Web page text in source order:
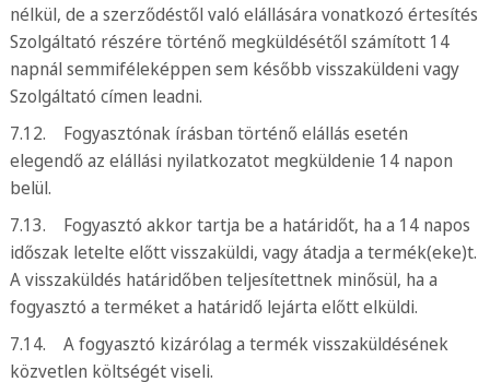
nélkül, de a szerződéstől való elállására vonatkozó értesítés
Szolgáltató részére történő megküldésétől számított 14
napnál semmiféleképpen sem később visszaküldeni vagy
Szolgáltató címen leadni.
7.12. Fogyasztónak írásban történő elállás esetén
elegendő az elállási nyilatkozatot megküldenie 14 napon
belül.
7.13. Fogyasztó akkor tartja be a határidőt, ha a 14 napos
időszak letelte előtt visszaküldi, vagy átadja a termék(eke)t.
A visszaküldés határidőben teljesítettnek minősül, ha a
fogyasztó a terméket a határidő lejárta előtt elküldi.
7.14. A fogyasztó kizárólag a termék visszaküldésének
közvetlen költségét viseli.